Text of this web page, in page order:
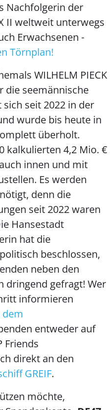
Nachfolgerin der
II weltweit unterwegs
Erwachsenen -
Törnplan!
WILHELM PIECK
die seemännische
seit 2022 in der
wurde bis heute in
überholt.
kalkulierten 4,2 Mio. €
innen und mit
Es werden
denn die
seit 2022 waren
Hansestadt
hat die
beschlossen,
neben den
dringend gefragt! Wer
informieren
entweder auf
Friends
direkt an den
GREIF.
möchte,